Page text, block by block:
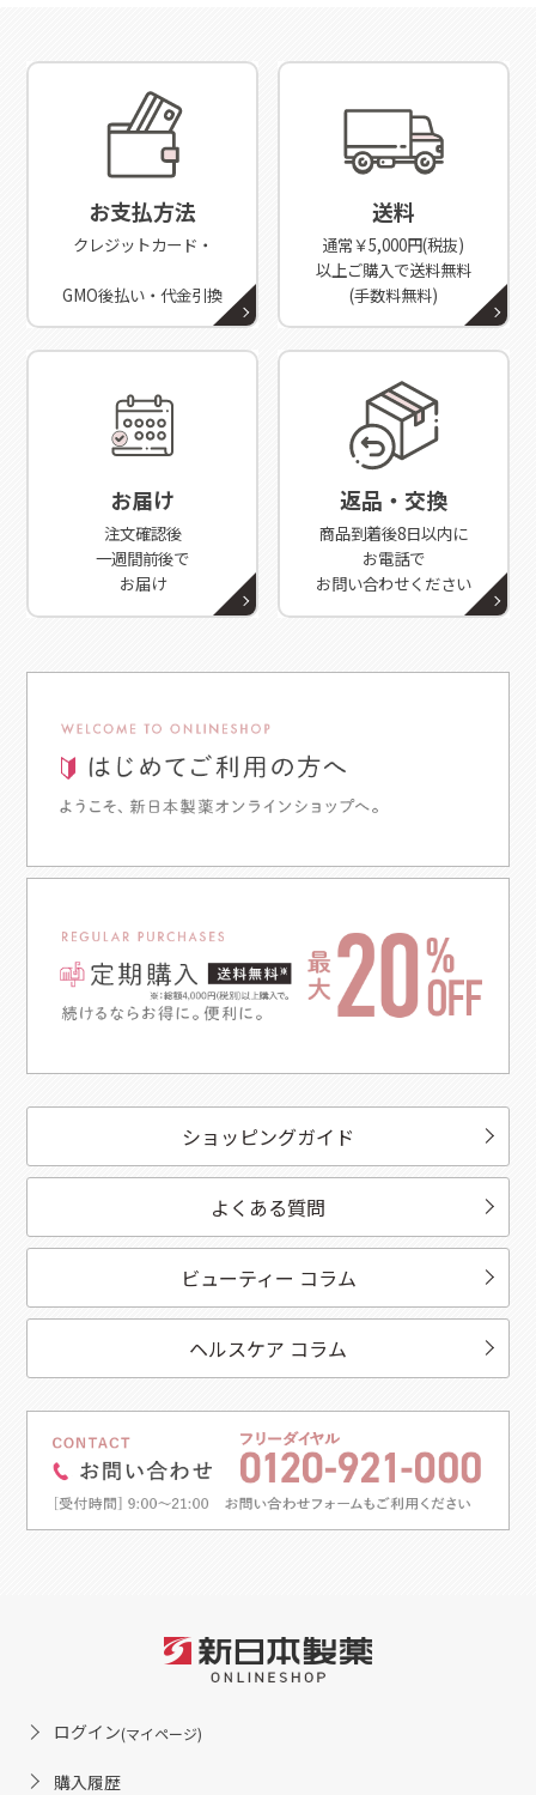
お支払方法
クレジットカード・
GMO後払い・代金引換
送料
通常￥5,000円(税抜)
以上ご購入で送料無料
(手数料無料)
お届け
注文確認後
一週間前後で
お届け
返品・交換
商品到着後8日以内に
お電話で
お問い合わせください
ショッピングガイド
よくある質問
ビューティー コラム
ヘルスケア コラム
ログイン(マイページ)
購入履歴